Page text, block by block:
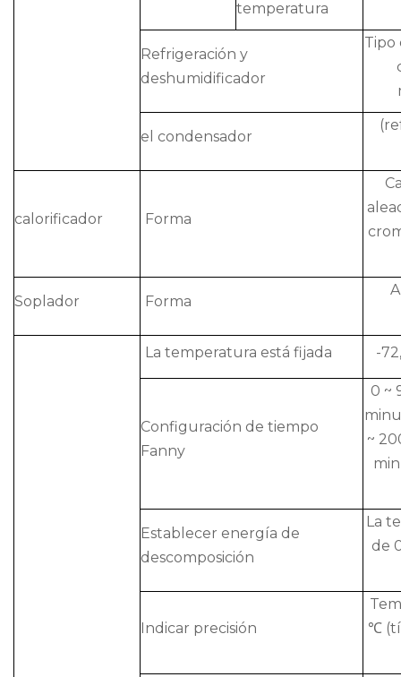
temperatura
Refrigeración y
deshumidificador
Tipo
el condensador
calorificador Forma
Soplador Forma
La temperatura está fijada -
Configuración de tiempo
Fanny
0 ~
~
Establecer energía de
descomposición
La
de
Indicar precisión
℃